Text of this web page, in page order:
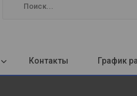
Контакты График